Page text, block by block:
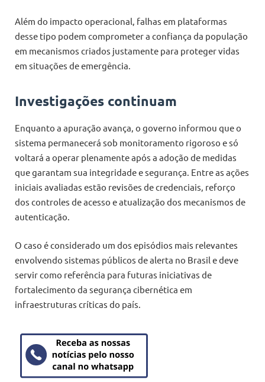
Além do impacto operacional, falhas em plataformas
desse tipo podem comprometer a confiança da população
em mecanismos criados justamente para proteger vidas
em situações de emergência.
Investigações continuam
Enquanto a apuração avança, o governo informou que o
sistema permanecerá sob monitoramento rigoroso e só
voltará a operar plenamente após a adoção de medidas
que garantam sua integridade e segurança. Entre as ações
iniciais avaliadas estão revisões de credenciais, reforço
dos controles de acesso e atualização dos mecanismos de
autenticação.
O caso é considerado um dos episódios mais relevantes
envolvendo sistemas públicos de alerta no Brasil e deve
servir como referência para futuras iniciativas de
fortalecimento da segurança cibernética em
infraestruturas críticas do país.